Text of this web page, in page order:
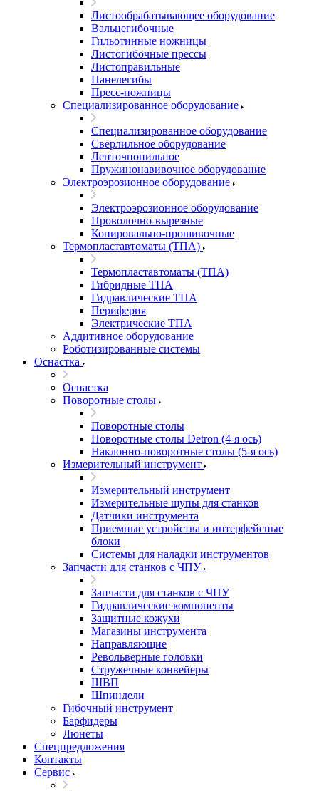
Листообрабатывающее оборудование
Вальцегибочные
Гильотинные ножницы
Листогибочные прессы
Листоправильные
Панелегибы
Пресс-ножницы
Специализированное оборудование
Специализированное оборудование
Сверлильное оборудование
Ленточнопильное
Пружинонавивочное оборудование
Электроэрозионное оборудование
Электроэрозионное оборудование
Проволочно-вырезные
Копировально-прошивочные
Термопластавтоматы (ТПА)
Термопластавтоматы (ТПА)
Гибридные ТПА
Гидравлические ТПА
Периферия
Электрические ТПА
Аддитивное оборудование
Роботизированные системы
Оснастка
Оснастка
Поворотные столы
Поворотные столы
Поворотные столы Detron (4-я ось)
Наклонно-поворотные столы (5-я ось)
Измерительный инструмент
Измерительный инструмент
Измерительные щупы для станков
Датчики инструмента
Приемные устройства и интерфейсные
блоки
Системы для наладки инструментов
Запчасти для станков с ЧПУ
Запчасти для станков с ЧПУ
Гидравлические компоненты
Защитные кожухи
Магазины инструмента
Направляющие
Револьверные головки
Стружечные конвейеры
ШВП
Шпиндели
Гибочный инструмент
Барфидеры
Люнеты
Спецпредложения
Контакты
Сервис